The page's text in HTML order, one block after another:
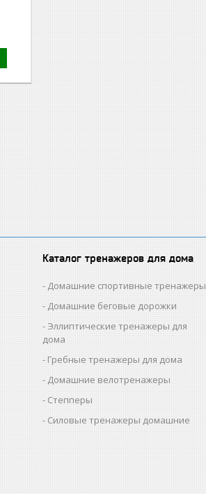
Каталог тренажеров для дома
Домашние спортивные тренажеры
Домашние беговые дорожки
Эллиптические тренажеры для
дома
Гребные тренажеры для дома
Домашние велотренажеры
Степперы
Силовые тренажеры домашние